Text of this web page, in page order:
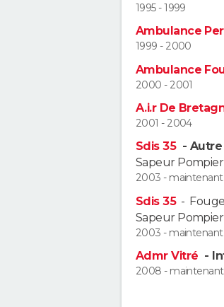
1995 - 1999
Ambulance
1999 - 2000
Ambulance
2000 - 2001
A.i.r De
2001 - 2004
Sdis 35 -
Sapeur
2003 - maintenant
Sdis 35-
Sapeur
2003 - maintenant
Admr Vitré -
2008 - maintenant